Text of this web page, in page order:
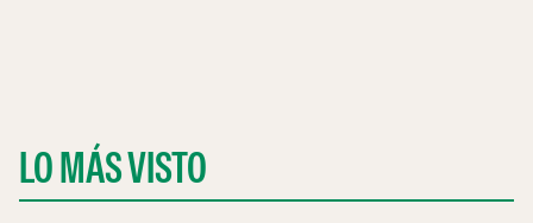
LO MÁS VISTO